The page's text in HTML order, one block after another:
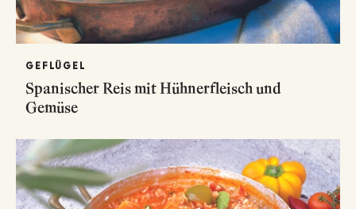
GEFLÜGEL
Spanischer Reis mit Hühnerfleisch und
Gemüse